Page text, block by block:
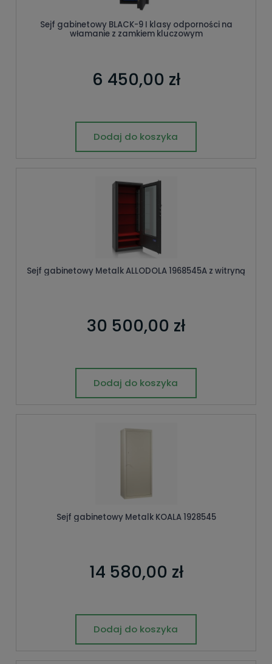
Sejf gabinetowy BLACK-9 I klasy odporności na
włamanie z zamkiem kluczowym
6 450,00 zł
Dodaj do koszyka
Sejf gabinetowy Metalk ALLODOLA 1968545A z witryną
30 500,00 zł
Dodaj do koszyka
Sejf gabinetowy Metalk KOALA 1928545
14 580,00 zł
Dodaj do koszyka